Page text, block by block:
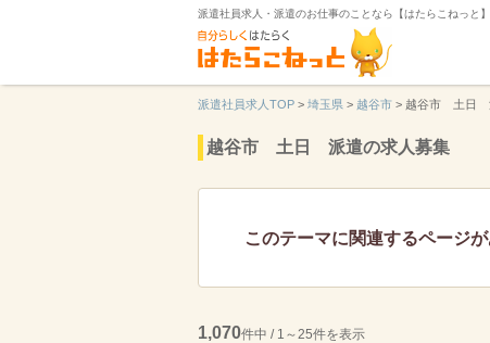
派遣社員求人・派遣のお仕事のことなら【はたらこねっと】
派遣社員求人TOP > 埼玉県 > 越谷市 > 越谷市 土日
越谷市 土日 派遣の求人募集
このテーマに関連するページ
1,070件中 / 1～25件を表示